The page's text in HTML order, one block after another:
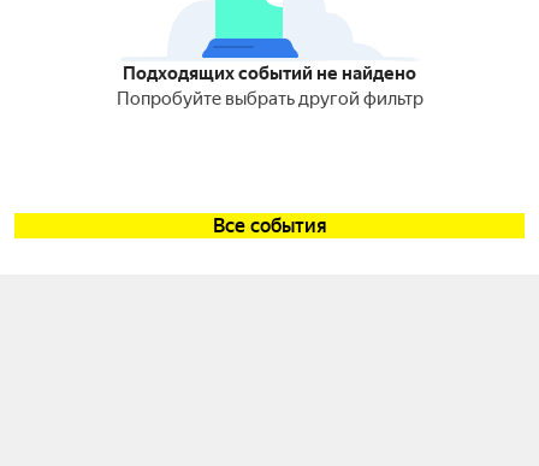
Подходящих событий не найдено
Попробуйте выбрать другой фильтр
Все события